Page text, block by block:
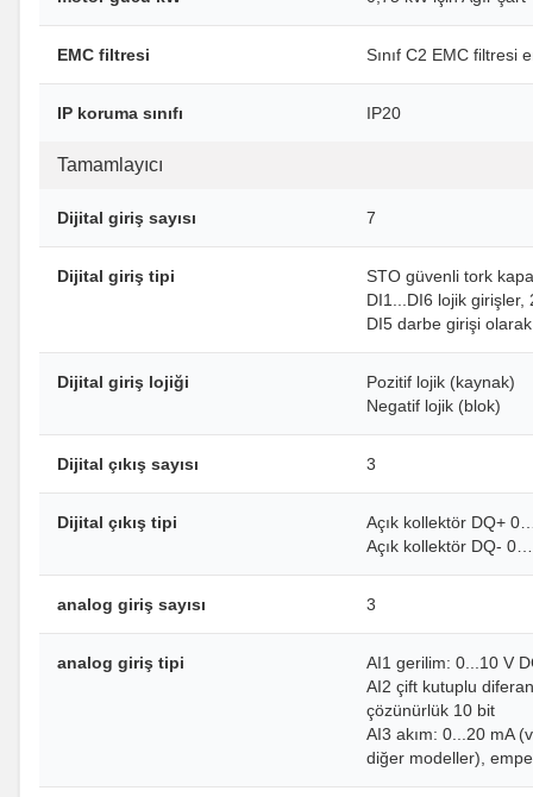
EMC filtresi Sınıf C2 EMC filtresi
IP koruma sınıfı IP20
Tamamlayıcı
Dijital giriş sayısı 7
Dijital giriş tipi
STO güvenli tork
DI1...DI6 lojik girişler,
DI5 darbe girişi
Dijital giriş lojiği
Pozitif lojik (kaynak)
Negatif lojik (blok)
Dijital çıkış sayısı 3
Dijital çıkış tipi
Açık kollektör DQ+
Açık kollektör DQ-
analog giriş sayısı 3
analog giriş tipi
AI1 gerilim: 0...10 V
AI2 çift kutuplu
çözünürlük 10 bit
AI3 akım: 0...20 mA
diğer modeller),